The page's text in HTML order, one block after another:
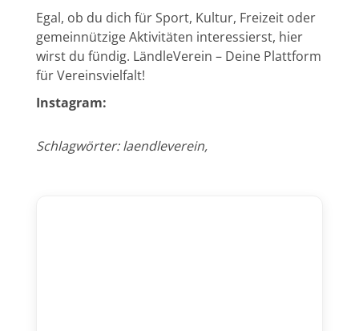
Egal, ob du dich für Sport, Kultur, Freizeit oder
gemeinnützige Aktivitäten interessierst, hier
wirst du fündig. LändleVerein – Deine Plattform
für Vereinsvielfalt!
Instagram:
Schlagwörter: laendleverein,